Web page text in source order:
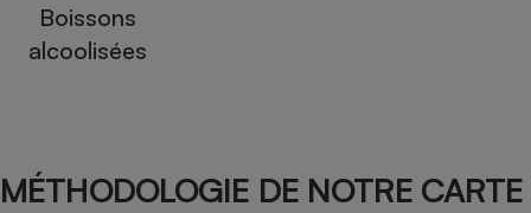
Boissons
alcoolisées
MÉTHODOLOGIE DE NOTRE CARTE